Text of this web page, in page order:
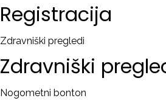
Registracija
Zdravniški pregledi
Zdravniški
Nogometni bonton